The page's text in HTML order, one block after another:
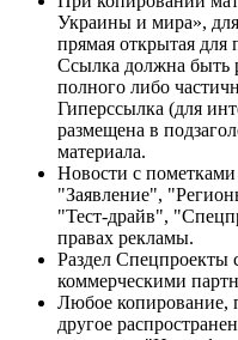
Украины и мира», для
прямая открытая для
Ссылка должна быть
полного либо
Гиперссылка (для
размещена в
материала.
Новости с
"Заявление",
"Тест-драйв",
правах рекламы.
Раздел Спецпроекты
коммерческими
Любое копирование,
другое